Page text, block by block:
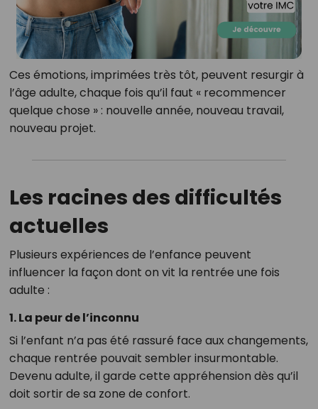
Ces émotions, imprimées très tôt, peuvent resurgir à
l’âge adulte, chaque fois qu’il faut « recommencer
quelque chose » : nouvelle année, nouveau travail,
nouveau projet.
Les racines des difficultés
actuelles
Plusieurs expériences de l’enfance peuvent
influencer la façon dont on vit la rentrée une fois
adulte :
1. La peur de l’inconnu
Si l’enfant n’a pas été rassuré face aux changements,
chaque rentrée pouvait sembler insurmontable.
Devenu adulte, il garde cette appréhension dès qu’il
doit sortir de sa zone de confort.